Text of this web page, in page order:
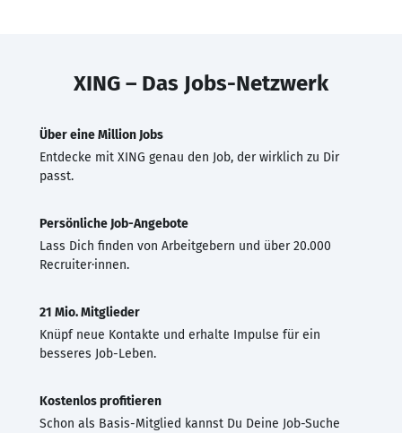
XING – Das Jobs-Netzwerk
Über eine Million Jobs
Entdecke mit XING genau den Job, der wirklich zu Dir
passt.
Persönliche Job-Angebote
Lass Dich finden von Arbeitgebern und über 20.000
Recruiter·innen.
21 Mio. Mitglieder
Knüpf neue Kontakte und erhalte Impulse für ein
besseres Job-Leben.
Kostenlos profitieren
Schon als Basis-Mitglied kannst Du Deine Job-Suche